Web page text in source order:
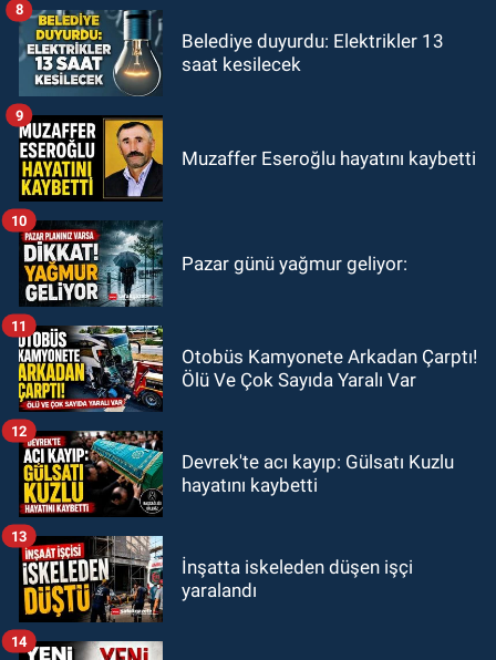
Belediye duyurdu: Elektrikler 13
saat kesilecek
8
Muzaffer Eseroğlu hayatını kaybetti
9
Pazar günü yağmur geliyor:
10
Otobüs Kamyonete Arkadan Çarptı!
Ölü Ve Çok Sayıda Yaralı Var
11
Devrek'te acı kayıp: Gülsatı Kuzlu
hayatını kaybetti
12
İnşatta iskeleden düşen işçi
yaralandı
13
14